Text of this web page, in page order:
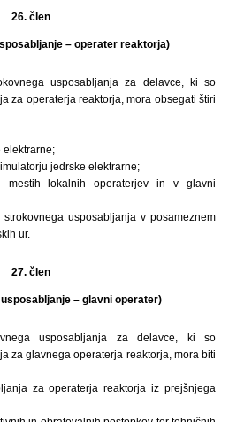
26. člen
– operater reaktorja)
usposabljanja za delavce, ki so
za operaterja reaktorja, mora obsegati štiri
elektrarne;
jedrske elektrarne;
mestih lokalnih operaterjev in v glavni
usposabljanja v posameznem
ur.
27. člen
– glavni operater)
usposabljanja za delavce, ki so
za glavnega operaterja reaktorja, mora biti
za operaterja reaktorja iz prejšnjega